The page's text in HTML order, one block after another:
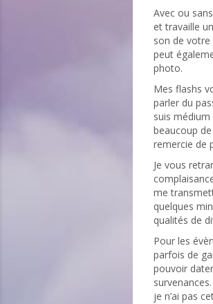
Avec ou
et travaille
son de votre
peut
photo.
Mes flashs
parler du
suis médium
beaucoup
remercie de
Je vous
me
quelques
qualités de
Pour les
parfois de
pouvoir
je n’ai pas